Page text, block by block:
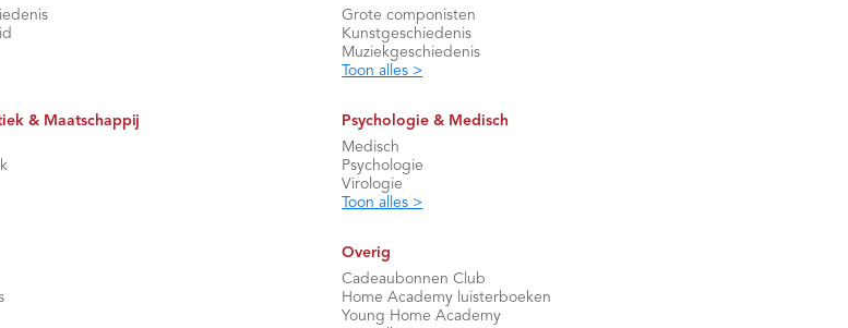
Grote componisten
Kunstgeschiedenis
Muziekgeschiedenis
Toon alles >
& Maatschappij
Psychologie & Medisch
Medisch
Psychologie
Virologie
Toon alles >
Overig
Cadeaubonnen Club
Home Academy luisterboeken
Young Home Academy